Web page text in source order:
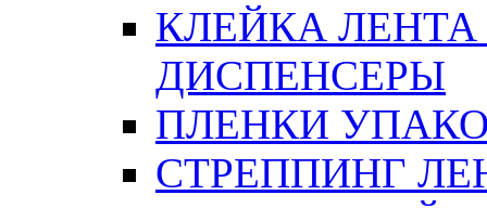
КЛЕЙКА
ДИСПЕНСЕРЫ
ПЛЕНКИ
СТРЕППИНГ